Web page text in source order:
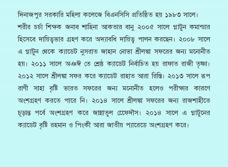
দিনাজপুর সরকারি মহিলা কলেজে বিএনসিসি প্রতিষ্ঠিত হয় ১৯৮৩ সালে।
শরীর চর্চা শিক্ষক জনাব শাহিনা আকতার বানু ২০০৫ সালে প্লাটুন কমান্ডার
হিসেবে দায়িত্বভার গ্রহণ করে অদ্যাবধি দায়িত্ব পালন করছেন। ২০০৮ সালে
এ প্লাটুন থেকে ক্যাডেট নুসরাত জাহান নোভা শ্রীলঙ্কা সফরের জন্য মনোনীত
হয়। ২০১১ সালে অঞঈ তে শ্রেষ্ঠ ক্যাডেট নির্বাচিত হয় রাফাত রাজী তৃষ্ণা।
২০১২ সালে শ্রীলঙ্কা সফর করে ক্যাডেট রাহাত আরা রিস্তি। ২০১৩ সালে রূপ
রাণী সাহা বৃষ্টি ভারত সফরের জন্য মনোনীত হলেও পরীক্ষার কারণে
অংশগ্রহণ করতে পারে নি। ২০১৪ সালে শ্রীলঙ্কা সফরের জন্য রাজশাহীতে
চূড়ান্ত পর্বে অংশগ্রহণ করে জান্নাতুল ফেেেদৗস। ২০১৪ সালে এ প্লাটুনের
ক্যাডেট বৃষ্টি রহমান ও পিংকী আরা জাতীয় প্যারেডে অংশগ্রহণ করে।